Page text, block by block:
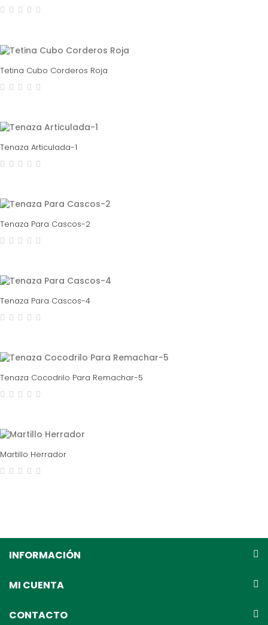
Tetina Cubo Corderos Roja
Tenaza Articulada-1
Tenaza Para Cascos-2
Tenaza Para Cascos-4
Tenaza Cocodrilo Para Remachar-5
Martillo Herrador
INFORMACIÓN
MI CUENTA
CONTACTO